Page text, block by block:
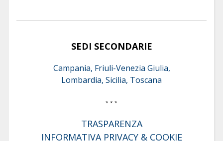
SEDI SECONDARIE
Campania, Friuli-Venezia Giulia,
Lombardia, Sicilia, Toscana
* * *
TRASPARENZA
INFORMATIVA PRIVACY & COOKIE